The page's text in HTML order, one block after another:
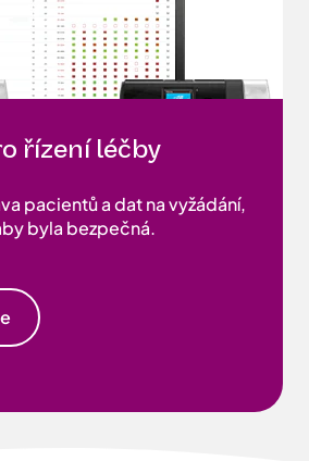
řízení léčby
pacientů a dat na vyžádání,
byla bezpečná.